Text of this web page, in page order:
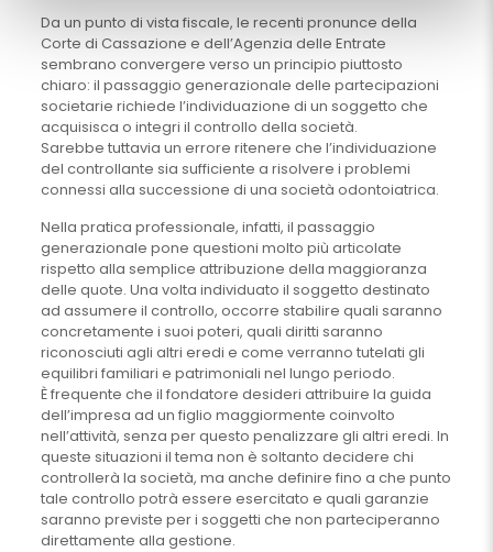
Da un punto di vista fiscale, le recenti pronunce della
Corte di Cassazione e dell’Agenzia delle Entrate
sembrano convergere verso un principio piuttosto
chiaro: il passaggio generazionale delle partecipazioni
societarie richiede l’individuazione di un soggetto che
acquisisca o integri il controllo della società.
Sarebbe tuttavia un errore ritenere che l’individuazione
del controllante sia sufficiente a risolvere i problemi
connessi alla successione di una società odontoiatrica.
Nella pratica professionale, infatti, il passaggio
generazionale pone questioni molto più articolate
rispetto alla semplice attribuzione della maggioranza
delle quote. Una volta individuato il soggetto destinato
ad assumere il controllo, occorre stabilire quali saranno
concretamente i suoi poteri, quali diritti saranno
riconosciuti agli altri eredi e come verranno tutelati gli
equilibri familiari e patrimoniali nel lungo periodo.
È frequente che il fondatore desideri attribuire la guida
dell’impresa ad un figlio maggiormente coinvolto
nell’attività, senza per questo penalizzare gli altri eredi. In
queste situazioni il tema non è soltanto decidere chi
controllerà la società, ma anche definire fino a che punto
tale controllo potrà essere esercitato e quali garanzie
saranno previste per i soggetti che non parteciperanno
direttamente alla gestione.